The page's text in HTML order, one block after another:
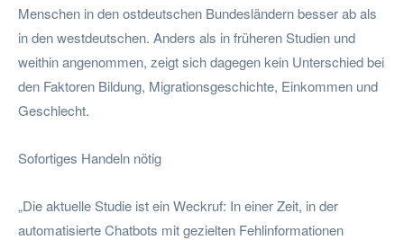
Menschen in den ostdeutschen Bundesländern besser ab als
in den westdeutschen. Anders als in früheren Studien und
weithin angenommen, zeigt sich dagegen kein Unterschied bei
den Faktoren Bildung, Migrationsgeschichte, Einkommen und
Geschlecht.
Sofortiges Handeln nötig
„Die aktuelle Studie ist ein Weckruf: In einer Zeit, in der
automatisierte Chatbots mit gezielten Fehlinformationen